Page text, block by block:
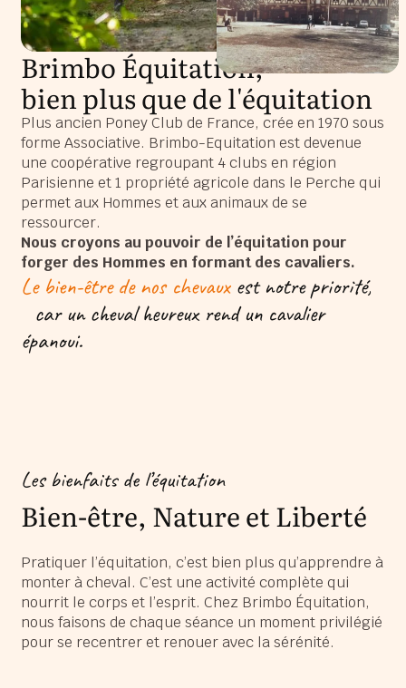
Brimbo Équitation,
bien plus que de l'équitation
Plus ancien Poney Club de France, crée en 1970 sous
forme Associative. Brimbo-Equitation est devenue
une coopérative regroupant 4 clubs en région
Parisienne et 1 propriété agricole dans le Perche qui
permet aux Hommes et aux animaux de se
ressourcer.
Nous croyons au pouvoir de l’équitation pour
forger des Hommes en formant des cavaliers.
Le bien-être de nos chevauxest notre priorité,
car un cheval heureux rend un cavalier
épanoui.
Les bienfaits de l’équitation
Bien-être, Nature et Liberté
Pratiquer l’équitation, c’est bien plus qu’apprendre à
monter à cheval. C’est une activité complète qui
nourrit le corps et l’esprit. Chez Brimbo Équitation,
nous faisons de chaque séance un moment privilégié
pour se recentrer et renouer avec la sérénité.